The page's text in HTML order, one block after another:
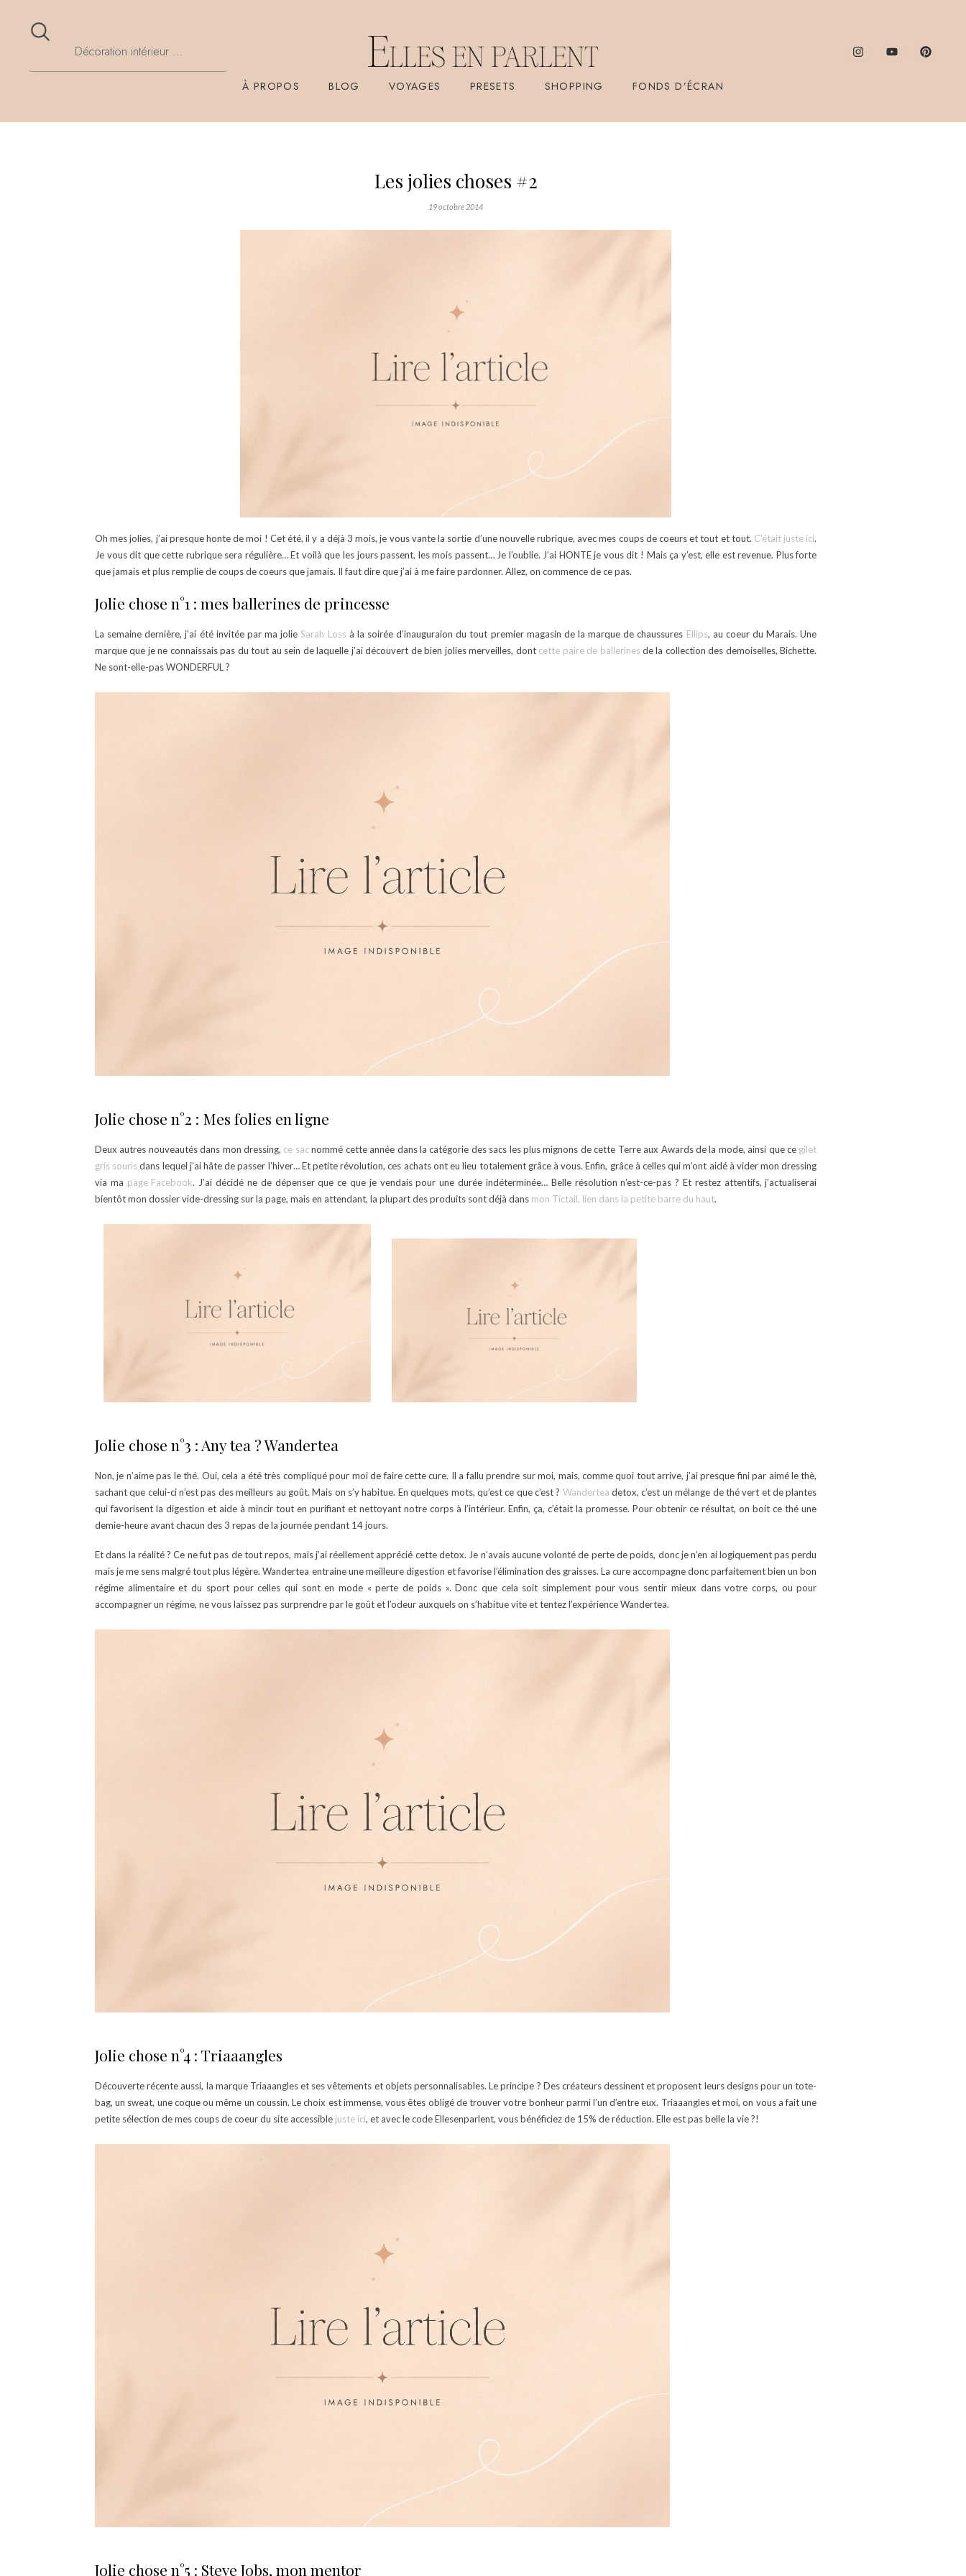
À PROPOS BLOG VOYAGES PRESETS SHOPPING FONDS D’ÉCRAN
Les jolies choses #2
19 octobre 2014
Oh mes jolies, j’ai presque honte de moi ! Cet été, il y a déjà 3 mois, je vous vante la sortie d’une nouvelle rubrique, avec mes coups de coeurs et tout et tout. C’était juste ici.
Je vous dit que cette rubrique sera régulière… Et voilà que les jours passent, les mois passent… Je l’oublie. J’ai HONTE je vous dit ! Mais ça y’est, elle est revenue. Plus forte
que jamais et plus remplie de coups de coeurs que jamais. Il faut dire que j’ai à me faire pardonner. Allez, on commence de ce pas.
Jolie chose n°1 : mes ballerines de princesse
La semaine dernière, j’ai été invitée par ma jolieSarah Lossà la soirée d’inauguraion du tout premier magasin de la marque de chaussures Ellips, au coeur du Marais. Une
marque que je ne connaissais pas du tout au sein de laquelle j’ai découvert de bien jolies merveilles, dont cette paire de ballerinesde la collection des demoiselles, Bichette.
Ne sont-elle-pas WONDERFUL ?
Jolie chose n°2 : Mes folies en ligne
Deux autres nouveautés dans mon dressing, ce sacnommé cette année dans la catégorie des sacs les plus mignons de cette Terre aux Awards de la mode, ainsi que ce gilet
gris sourisdans lequel j’ai hâte de passer l’hiver… Et petite révolution, ces achats ont eu lieu totalement grâce à vous. Enfin, grâce à celles qui m’ont aidé à vider mon dressing
via ma page Facebook. J’ai décidé ne de dépenser que ce que je vendais pour une durée indéterminée… Belle résolution n’est-ce-pas ? Et restez attentifs, j’actualiserai
bientôt mon dossier vide-dressing sur la page, mais en attendant, la plupart des produits sont déjà dans mon Tictail, lien dans la petite barre du haut.
Jolie chose n°3 : Any tea ? Wandertea
Non, je n’aime pas le thé. Oui, cela a été très compliqué pour moi de faire cette cure. Il a fallu prendre sur moi, mais, comme quoi tout arrive, j’ai presque fini par aimé le thè,
sachant que celui-ci n’est pas des meilleurs au goût. Mais on s’y habitue. En quelques mots, qu’est ce que c’est ? Wandertea detox, c’est un mélange de thé vert et de plantes
qui favorisent la digestion et aide à mincir tout en purifiant et nettoyant notre corps à l’intérieur. Enfin, ça, c’était la promesse. Pour obtenir ce résultat, on boit ce thé une
demie-heure avant chacun des 3 repas de la journée pendant 14 jours.
Et dans la réalité ? Ce ne fut pas de tout repos, mais j’ai réellement apprécié cette detox. Je n’avais aucune volonté de perte de poids, donc je n’en ai logiquement pas perdu
mais je me sens malgré tout plus légère. Wandertea entraine une meilleure digestion et favorise l’élimination des graisses. La cure accompagne donc parfaitement bien un bon
régime alimentaire et du sport pour celles qui sont en mode « perte de poids ». Donc que cela soit simplement pour vous sentir mieux dans votre corps, ou pour
accompagner un régime, ne vous laissez pas surprendre par le goût et l’odeur auxquels on s’habitue vite et tentez l’expérience Wandertea.
Jolie chose n°4 : Triaaangles
Découverte récente aussi, la marque Triaaangles et ses vêtements et objets personnalisables. Le principe ? Des créateurs dessinent et proposent leurs designs pour un tote-
bag, un sweat, une coque ou même un coussin. Le choix est immense, vous êtes obligé de trouver votre bonheur parmi l’un d’entre eux. Triaaangles et moi, on vous a fait une
petite sélection de mes coups de coeur du site accessible juste ici, et avec le code Ellesenparlent, vous bénéficiez de 15% de réduction. Elle est pas belle la vie ?!
Jolie chose n°5 : Steve Jobs, mon mentor